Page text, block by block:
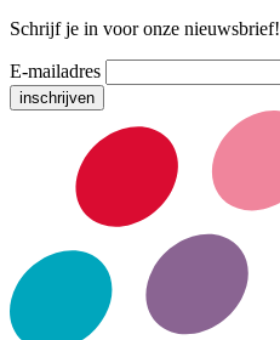
Schrijf je in voor onze nieuwsbrief!
E-mailadres